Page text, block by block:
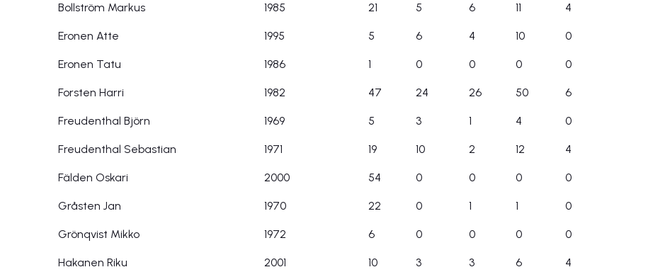
Bollström Markus 1985 21 5 6 11 4
Eronen Atte 1995 5 6 4 10 0
Eronen Tatu 1986 1 0 0 0 0
Forsten Harri 1982 47 24 26 50 6
Freudenthal Björn 1969 5 3 1 4 0
Freudenthal Sebastian 1971 19 10 2 12 4
Fälden Oskari 2000 54 0 0 0 0
Gråsten Jan 1970 22 0 1 1 0
Grönqvist Mikko 1972 6 0 0 0 0
Hakanen Riku 2001 10 3 3 6 4